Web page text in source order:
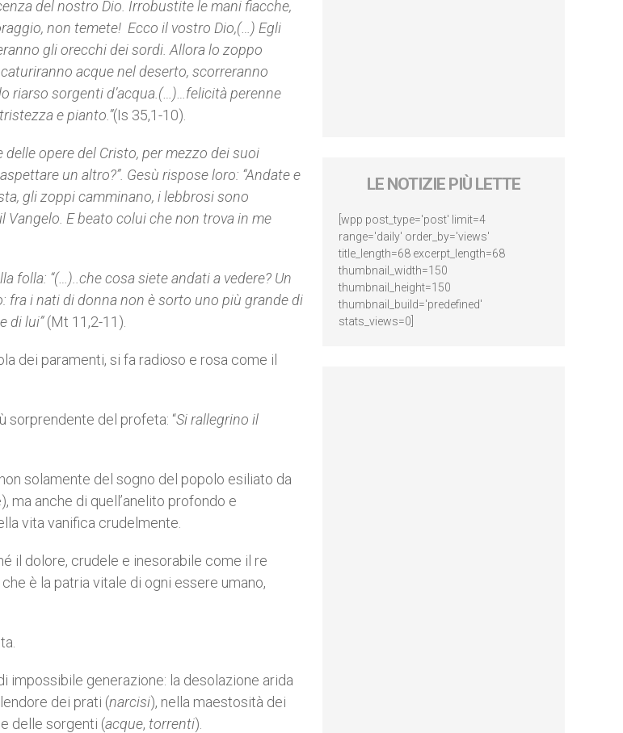
del nostro Dio. Irrobustite le mani fiacche,
non temete! Ecco il vostro Dio,(…) Egli
gli orecchi dei sordi. Allora lo zoppo
acque nel deserto, scorreranno
riarso sorgenti d’acqua.(…)…felicità perenne
e pianto.”(Is 35,1-10).
opere del Cristo, per mezzo dei suoi
un altro?”. Gesù rispose loro: “Andate e
gli zoppi camminano, i lebbrosi sono
E beato colui che non trova in me
folla: “(…)..che cosa siete andati a vedere? Un
fra i nati di donna non è sorto uno più grande di
di lui”(Mt 11,2-11).
dei paramenti, si fa radioso e rosa come il
sorprendente del profeta: “Si rallegrino il
solamente del sogno del popolo esiliato da
ma anche di quell’anelito profondo e
vita vanifica crudelmente.
il dolore, crudele e inesorabile come il re
è la patria vitale di ogni essere umano,
impossibile generazione: la desolazione arida
dei prati (narcisi), nella maestosità dei
delle sorgenti (acque, torrenti).
LE NOTIZIE PIÙ LETTE
[wpp post_type='post' limit=4
range='daily' order_by='views'
title_length=68 excerpt_length=68
thumbnail_width=150
thumbnail_height=150
thumbnail_build='predefined'
stats_views=0]